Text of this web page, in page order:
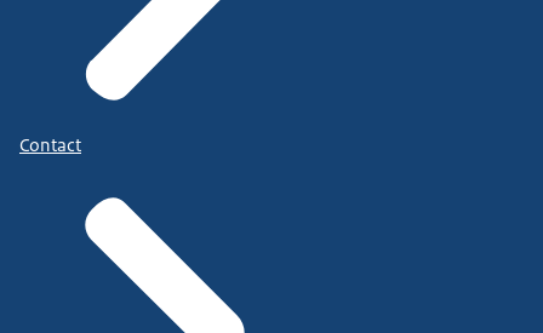
Contact